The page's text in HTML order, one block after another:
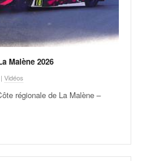
Malène 2026
| Vidéos
régionale de La Malène –